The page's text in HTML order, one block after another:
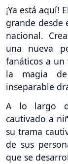
¡Ya está aquí!
grande desde
nacional.
una nueva
fanáticos a
la magia
inseparable
A lo largo
cautivado a
su trama
de sus
que se